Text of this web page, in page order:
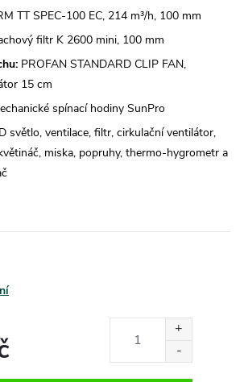
TT SPEC-100 EC, 214 m³/h, 100 mm
filtr K 2600 mini, 100 mm
PROFAN STANDARD CLIP FAN,
15 cm
spínací hodiny SunPro
světlo, ventilace, filtr, cirkulační ventilátor,
miska, popruhy, thermo-hygrometr a